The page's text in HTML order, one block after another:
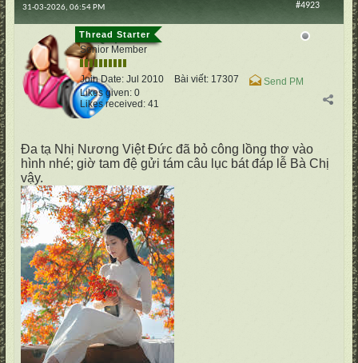
#4923
31-03-2026, 06:54 PM
cố Quận
Senior Member
Join Date: Jul 2010 Bài viết: 17307
Send PM
Likes given: 0
Likes received: 41
Đa tạ Nhị Nương Việt Đức đã bỏ công lồng thơ vào
hình nhé; giờ tam đệ gửi tám câu lục bát đáp lễ Bà Chị
vậy.